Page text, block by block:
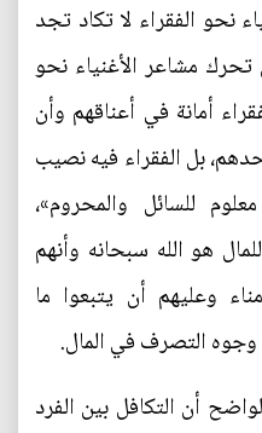
نحو الفقراء لا تكاد تجد
مشاعر الأغنياء نحو
أمانة في أعناقهم وأن
بل الفقراء فيه نصيب
للسائل والمحروم»،
هو الله سبحانه وأنهم
وعليهم أن يتبعوا ما
التصرف في المال.
أن التكافل بين الفرد